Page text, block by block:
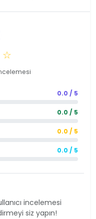
☆
0.0 / 5
0.0 / 5
0.0 / 5
0.0 / 5
incelemesi
siz yapın!